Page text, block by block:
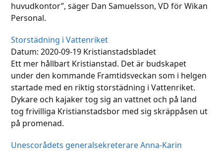
huvudkontor”, säger Dan Samuelsson, VD för Wikan
Personal.
Storstädning i Vattenriket
Datum: 2020-09-19 Kristianstadsbladet
Ett mer hållbart Kristianstad. Det är budskapet
under den kommande Framtidsveckan som i helgen
startade med en riktig storstädning i Vattenriket.
Dykare och kajaker tog sig an vattnet och på land
tog frivilliga Kristianstadsbor med sig skräppåsen ut
på promenad.
Unescorådets generalsekreterare Anna-Karin